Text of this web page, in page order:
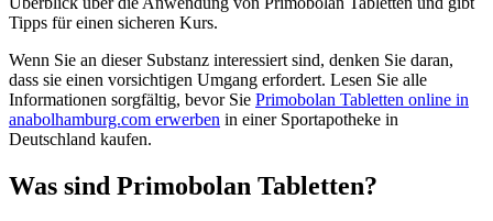
Tipps für einen sicheren Kurs.
Wenn Sie an dieser Substanz interessiert sind, denken Sie daran,
dass sie einen vorsichtigen Umgang erfordert. Lesen Sie alle
Informationen sorgfältig, bevor Sie Primobolan Tabletten online in
anabolhamburg.com erwerben in einer Sportapotheke in
Deutschland kaufen.
Was sind Primobolan Tabletten?